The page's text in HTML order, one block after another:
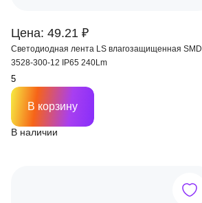
Цена: 49.21 ₽
Светодиодная лента LS влагозащищенная SMD
3528-300-12 IP65 240Lm
В наличии
В корзину